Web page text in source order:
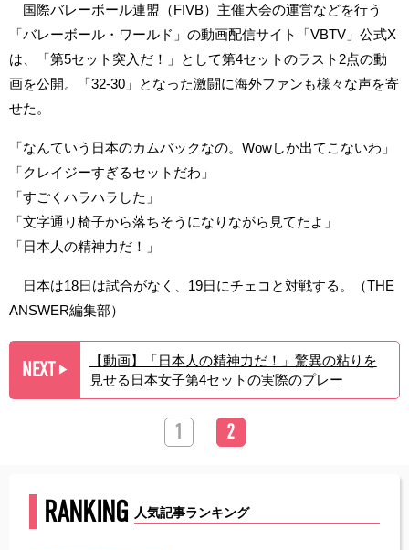
国際バレーボール連盟（FIVB）主催大会の運営などを行う
「バレーボール・ワールド」の動画配信サイト「VBTV」公式X
は、「第5セット突入だ！」として第4セットのラスト2点の動
画を公開。「32-30」となった激闘に海外ファンも様々な声を寄
せた。
「なんていう日本のカムバックなの。Wowしか出てこないわ」
「クレイジーすぎるセットだわ」
「すごくハラハラした」
「文字通り椅子から落ちそうになりながら見てたよ」
「日本人の精神力だ！」
日本は18日は試合がなく、19日にチェコと対戦する。（THE
ANSWER編集部）
NEXT ▶︎
【動画】「日本人の精神力だ！」驚異の粘りを
見せる日本女子第4セットの実際のプレー
1 2
RANKING 人気記事ランキング